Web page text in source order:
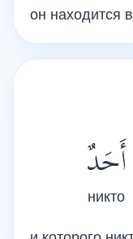
он находится
أَحَدٌ
никто